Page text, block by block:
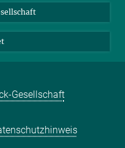
Gesellschaft